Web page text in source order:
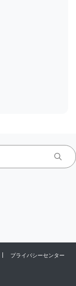
プライバシーセンター